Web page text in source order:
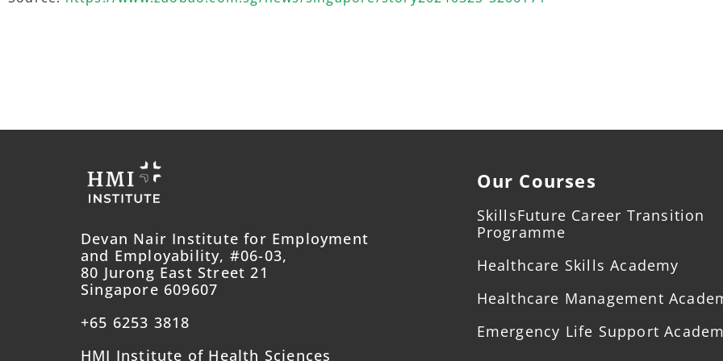
Devan Nair Institute for Employment
and Employability, #06-03,
80 Jurong East Street 21
Singapore 609607
+65 6253 3818
HMI Institute of Health Sciences
Our Courses
SkillsFuture Career Transition
Programme
Healthcare Skills Academy
Healthcare Management
Emergency Life Support